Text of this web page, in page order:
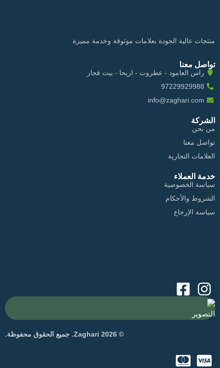
منتجات عالية الجودة بعلامات موثوقة وخدمة مميزة
تواصل معنا
راس العامود - عطروت - اريحا - بيت فجار
97229929988
info@zaghari.com
الشركة
من نحن
تواصل معنا
العلامات التجارية
خدمة العملاء
سياسة الخصوصية
الشروط والأحكام
سياسة الإرجاع
التصوير
© 2026 Zaghari. جميع الحقوق محفوظة.